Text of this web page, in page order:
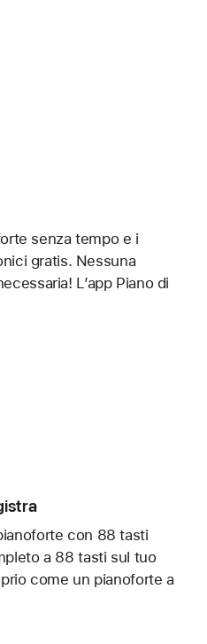
senza tempo e i
gratis. Nessuna
L’app Piano di
con 88 tasti
a 88 tasti sul tuo
come un pianoforte a